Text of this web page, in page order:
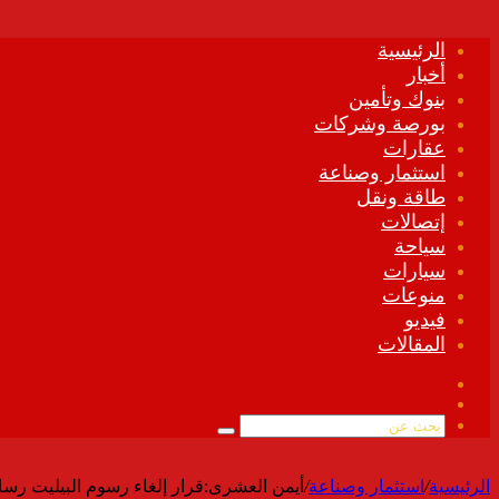
الرئيسية
أخبار
بنوك وتأمين
بورصة وشركات
عقارات
استثمار وصناعة
طاقة ونقل
إتصالات
سياحة
سيارات
منوعات
فيديو
المقالات
الموقع
بحث
الرئيسية/ استثمار وصناعة/ أيمن العشرى:قرار إلغاء رسوم البيليت